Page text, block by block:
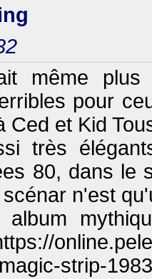
même plus
pour
Ced et Kid
très
80, dans le
n'est
online.pele-
strip-